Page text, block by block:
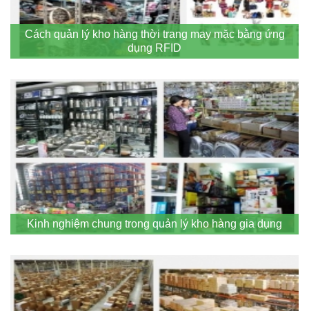
Cách quản lý kho hàng thời trang may mặc bằng ứng
dụng RFID
Kinh nghiệm chung trong quản lý kho hàng gia dụng